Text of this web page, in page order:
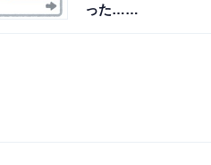
った……